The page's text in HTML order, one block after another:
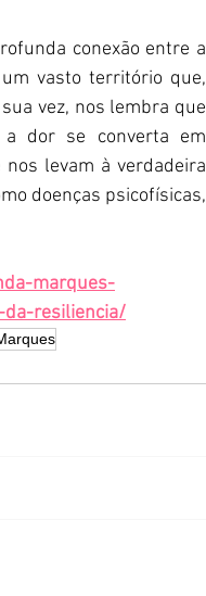
conexão entre a
vasto território que,
vez, nos lembra que
dor se converta em
levam à verdadeira
doenças psicofísicas,
marques-
da-resiliencia/